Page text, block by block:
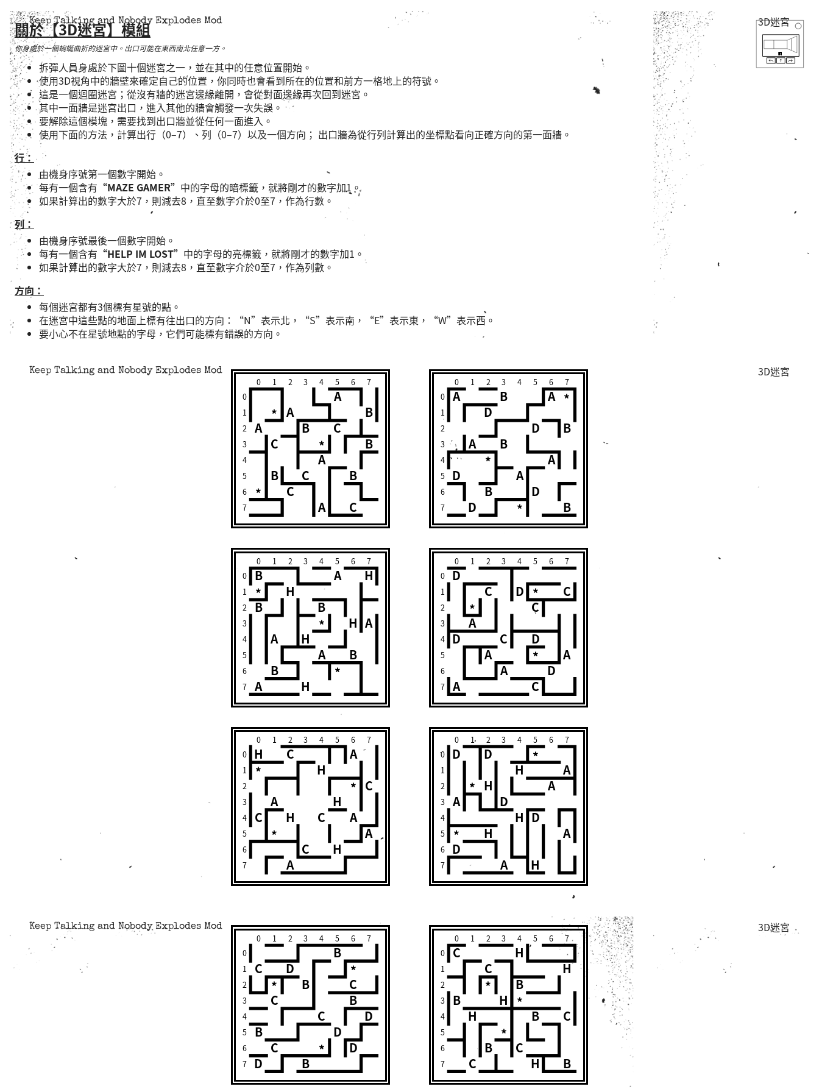
Keep Talking and Nobody Explodes Mod 3D迷宮
關於【3D迷宮】模組
你身處於一個蜿蜒曲折的迷宮中。出口可能在東西南北任意一方。
拆彈人員身處於下圖十個迷宮之一，並在其中的任意位置開始。
使用3D視角中的牆壁來確定自己的位置，你同時也會看到所在的位置和前方一格地上的符號。
這是一個迴圈迷宮；從沒有牆的迷宮邊緣離開，會從對面邊緣再次回到迷宮。
其中一面牆是迷宮出口，進入其他的牆會觸發一次失誤。
要解除這個模塊，需要找到出口牆並從任何一面進入。
使用下面的方法，計算出行（0–7）、列（0–7）以及一個方向； 出口牆為從行列計算出的坐標點看向正確方向的第一面牆。
行：
由機身序號第一個數字開始。
每有一個含有 “MAZE GAMER” 中的字母的暗標籤，就將剛才的數字加1。
如果計算出的數字大於7，則減去8，直至數字介於0至7，作為行數。
列：
由機身序號最後一個數字開始。
每有一個含有 “HELP IM LOST” 中的字母的亮標籤，就將剛才的數字加1。
如果計算出的數字大於7，則減去8，直至數字介於0至7，作為列數。
方向：
每個迷宮都有3個標有星號的點。
在迷宮中這些點的地面上標有往出口的方向：“N”表示北，“S”表示南，“E”表示東，“W”表示西。
要小心不在星號地點的字母，它們可能標有錯誤的方向。
Keep Talking and Nobody Explodes Mod 3D迷宮
0 1 2 3 4 5 6 7
0
1
2
3
4
5
6
7
A
* A
B
A
B
C
C
* B
A
B
C B
* C
A C
0 1 2 3 4 5 6 7
0
1
2
3
4
5
6
7
A B A *
D
D
B
A
B
*
A
D
A
B
D
D * B
0 1 2 3 4 5 6 7
0
1
2
3
4
5
6
7
B A
H
*
H
B
B
*
H A
A
H
A
B
B
*
A H
0 1 2 3 4 5 6 7
0
1
2
3
4
5
6
7
D
C D *
C
*
C
A
D
C
D
A
*
A
A
D
A
C
0 1 2 3 4 5 6
7
0
1
2
3
4
5
6
7
H C A
* H
* C
A
H
C
H C A
*
A
C
H
A
0 1 2 3 4 5 6
7
0
1
2
3
4
5
6
7
D D *
H A
* H
A
A
D
H D
* H
A
D
A
H
Keep Talking and Nobody Explodes Mod 3D迷宮
0 1 2 3 4 5 6
7
0
1
2
3
4
5
6
7
B
C
D
*
*
B
C
C
B
C
D
B
D
C
*
D
D
B
0 1 2 3 4 5 6
7
0
1
2
3
4
5
6
7
C
H
C
H
*
B
B
H
*
H
B C
*
B
C
C
H B